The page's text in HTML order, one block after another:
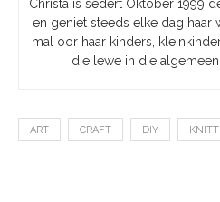
Christa is sedert Oktober 1999
en geniet steeds elke dag haar
mal oor haar kinders,
die lewe in die
ART CRAFT DIY